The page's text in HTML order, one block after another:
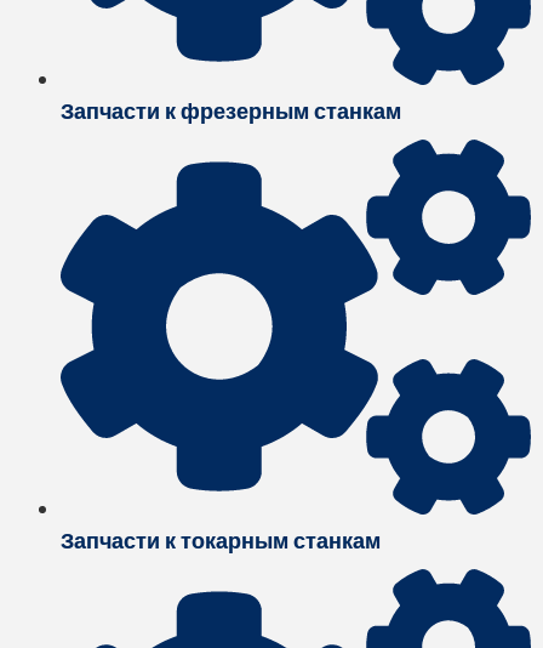
Запчасти к фрезерным станкам
Запчасти к токарным станкам